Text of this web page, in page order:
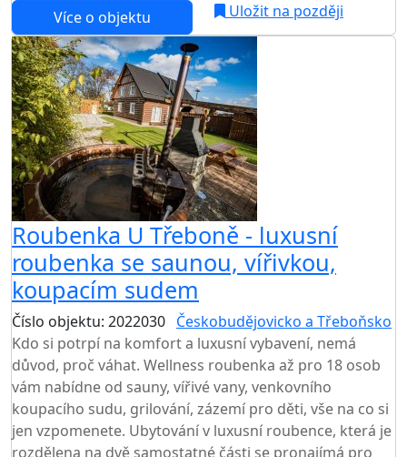
Více o objektu Uložit na později
Roubenka U Třeboně - luxusní
roubenka se saunou, vířivkou,
koupacím sudem
Číslo objektu: 2022030 Českobudějovicko a Třeboňsko
Kdo si potrpí na komfort a luxusní vybavení, nemá
důvod, proč váhat. Wellness roubenka až pro 18 osob
vám nabídne od sauny, vířivé vany, venkovního
koupacího sudu, grilování, zázemí pro děti, vše na co si
jen vzpomenete. Ubytování v luxusní roubence, která je
rozdělena na dvě samostatné části se pronajímá pro